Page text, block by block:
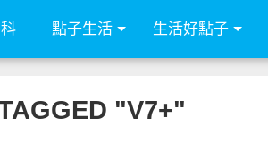
點子生活 生活好點子
"V7+"